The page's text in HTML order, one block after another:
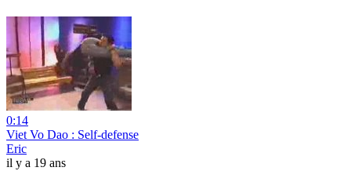
0:14
Viet Vo Dao : Self-defense
Eric
il y a 19 ans